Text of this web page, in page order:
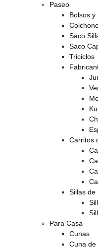
Paseo
Bolsos y
Saco
Saco
Triciclos
Carritos
Sillas de
Para Casa
Cunas
Cuna de